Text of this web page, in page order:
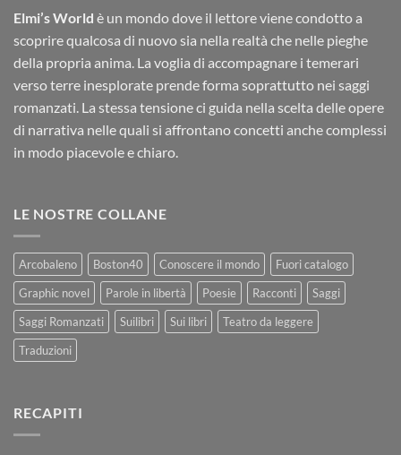
Elmi’s World è un mondo dove il lettore viene condotto a
scoprire qualcosa di nuovo sia nella realtà che nelle pieghe
della propria anima. La voglia di accompagnare i temerari
verso terre inesplorate prende forma soprattutto nei saggi
romanzati. La stessa tensione ci guida nella scelta delle opere
di narrativa nelle quali si affrontano concetti anche complessi
in modo piacevole e chiaro.
LE NOSTRE COLLANE
Arcobaleno Boston40 Conoscere il mondo
Fuori catalogo
Graphic novel
Parole in libertà Poesie Racconti
Saggi
Saggi Romanzati
Suilibri Sui libri
Teatro da leggere
Traduzioni
RECAPITI